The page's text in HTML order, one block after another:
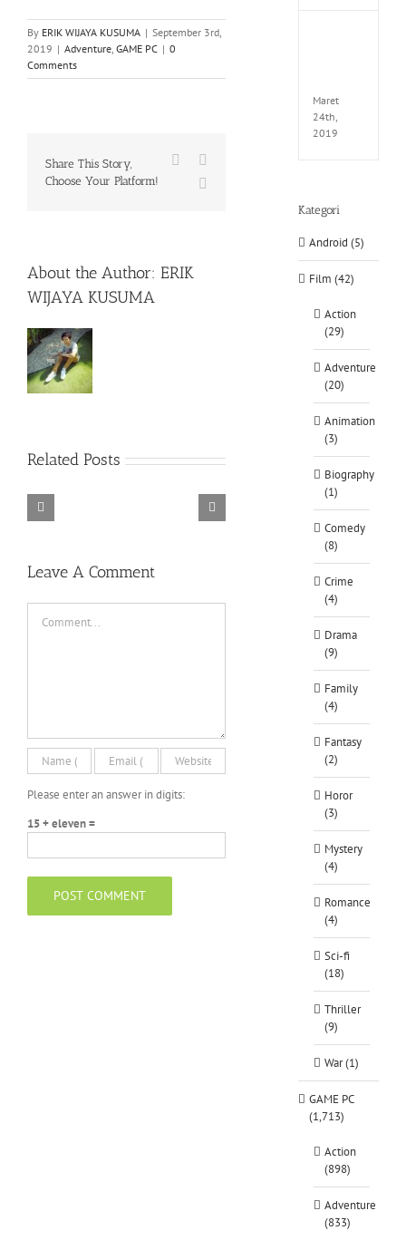
By ERIK WIJAYA KUSUMA | September 3rd,
2019 | Adventure GAME PC | 0
Comments
Share This Story,
Choose Your Platform!
Facebook
About the Author: ERIK
WIJAYA KUSUMA
Related Posts
Six
No
Macro
Descenders
Bikeout-
Leave A Comment
Please enter an answer in digits:
15 + eleven =
Maret
24th,
2019
Kategori
Android (5)
Film (42)
Action
(29)
Adventure
(20)
Animation
(3)
Biography
(1)
Comedy
(8)
Crime
(4)
Drama
(9)
Family
(4)
Fantasy
(2)
Horor
(3)
Mystery
(4)
Romance
(4)
Sci-fi
(18)
Thriller
(9)
War (1)
GAME PC
(1,713)
Action
(898)
Adventure
(833)